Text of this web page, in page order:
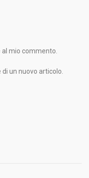
mio commento.
un nuovo articolo.